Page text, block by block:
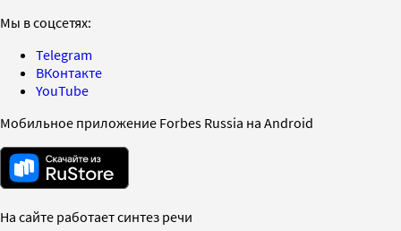
Мы в соцсетях:
Telegram
ВКонтакте
YouTube
Мобильное приложение Forbes Russia на Android
На сайте работает синтез речи